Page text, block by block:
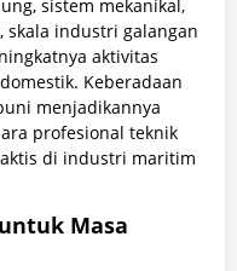
sistem mekanikal,
skala industri galangan
aktivitas
Keberadaan
menjadikannya
profesional teknik
di industri maritim
Masa